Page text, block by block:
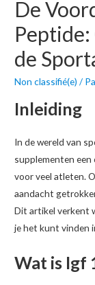
De
de
Non classifié(e) /
Inleiding
In de wereld van
supplementen
voor veel atleten.
aandacht
Dit artikel verkent
je het kunt vinden
Wat is Igf